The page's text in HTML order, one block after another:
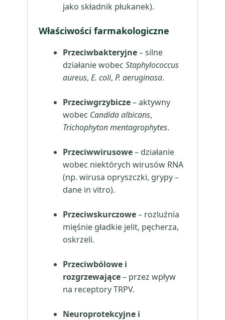
jako składnik płukanek).
Właściwości farmakologiczne
Przeciwbakteryjne– silne
działanie wobec Staphylococcus
aureus, E. coli, P. aeruginosa.
Przeciwgrzybicze– aktywny
wobec Candida albicans,
Trichophyton mentagrophytes.
Przeciwwirusowe– działanie
wobec niektórych wirusów RNA
(np. wirusa opryszczki, grypy –
dane in vitro).
Przeciwskurczowe– rozluźnia
mięśnie gładkie jelit, pęcherza,
oskrzeli.
Przeciwbólowe i
rozgrzewające– przez wpływ
na receptory TRPV.
Neuroprotekcyjne i